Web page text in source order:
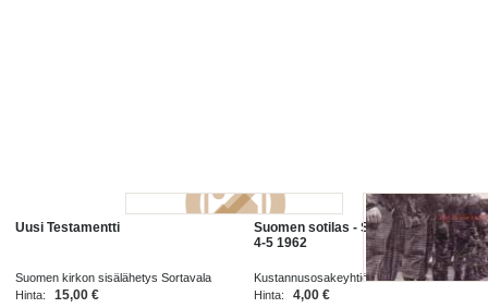
Uusi Testamentti
Suomen kirkon sisälähetys Sortavala
1914
Hinta: 15,00 €
Suomen sotilas - Suomen mies no
4-5 1962
Kustannusosakeyhtiö Suomen Mies
1962
Hinta: 4,00 €